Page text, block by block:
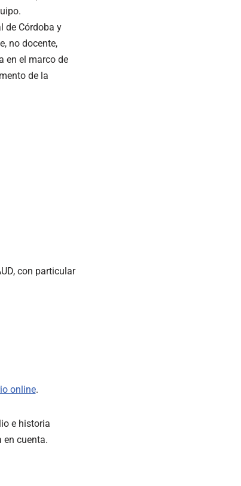
de Córdoba y
no docente,
en el marco de
de la
con particular
online.
e historia
cuenta.